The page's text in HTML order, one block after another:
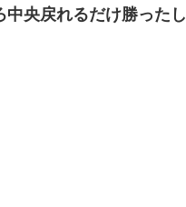
央戻れるだけ勝ったし